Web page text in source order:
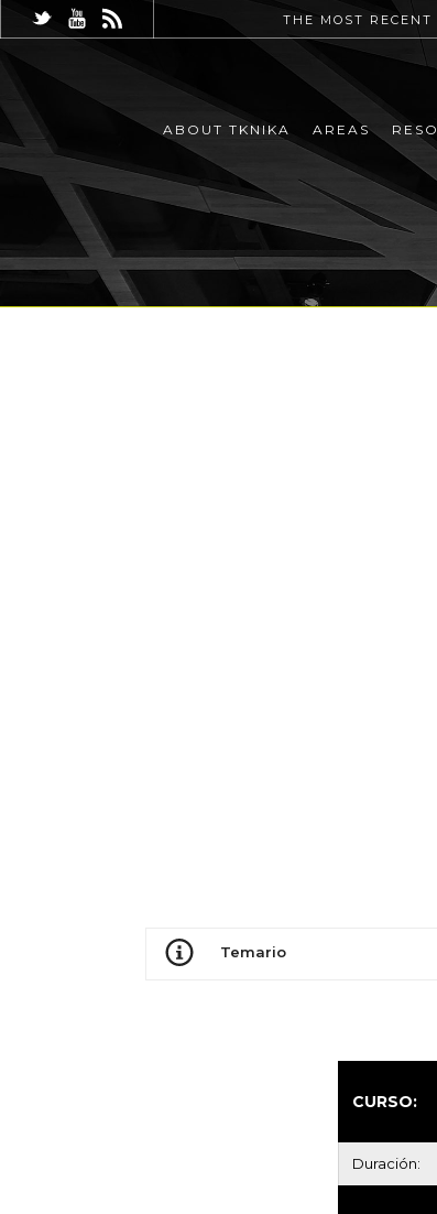
THE MOST RECENT
ABOUT TKNIKA AREAS
Temario
CURSO:
Duración: